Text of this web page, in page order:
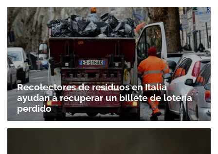
Recolectores de residuos en Italia
ayudan a recuperar un billete de lotería
perdido